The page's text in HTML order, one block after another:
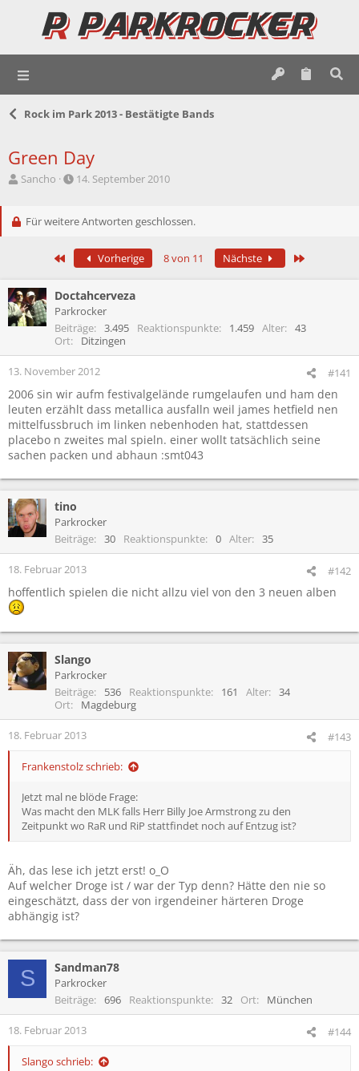
Rock im Park 2013 - Bestätigte Bands
Green Day
E
t
r
Sancho
E
t
l
l
a
m
14. September 2010
Für weitere Antworten geschlossen.
Erste Vorherige 8 von 11 Nächste
Doctahcerveza
Parkrocker
Beiträge
3.495 Reaktionspunkte 1.459 Alter
43
Ort
Ditzingen
13. November 2012 #141
2006 sin wir aufm festivalgelände rumgelaufen und ham den
leuten erzählt dass metallica ausfalln weil james hetfield nen
mittelfussbruch im linken nebenhoden hat, stattdessen
placebo n zweites mal spieln. einer wollt tatsächlich seine
sachen packen und abhaun :smt043
tino
Parkrocker
Beiträge
30 Reaktionspunkte 0 Alter 35
18. Februar 2013 #142
hoffentlich spielen die nicht allzu viel von den 3 neuen alben
Slango
Parkrocker
Beiträge
536 Reaktionspunkte 161 Alter
34
Ort
Magdeburg
18. Februar 2013 #143
Frankenstolz schrieb:
Jetzt mal ne blöde Frage:
Was macht den MLK falls Herr Billy Joe Armstrong zu den
Zeitpunkt wo RaR und RiP stattfindet noch auf Entzug ist?
Äh, das lese ich jetzt erst! o_O
Auf welcher Droge ist / war der Typ denn? Hätte den nie so
eingeschätzt, dass der von irgendeiner härteren Droge
abhängig ist?
S Sandman78
Parkrocker
Beiträge
696 Reaktionspunkte 32 Ort München
18. Februar 2013 #144
Slango schrieb: